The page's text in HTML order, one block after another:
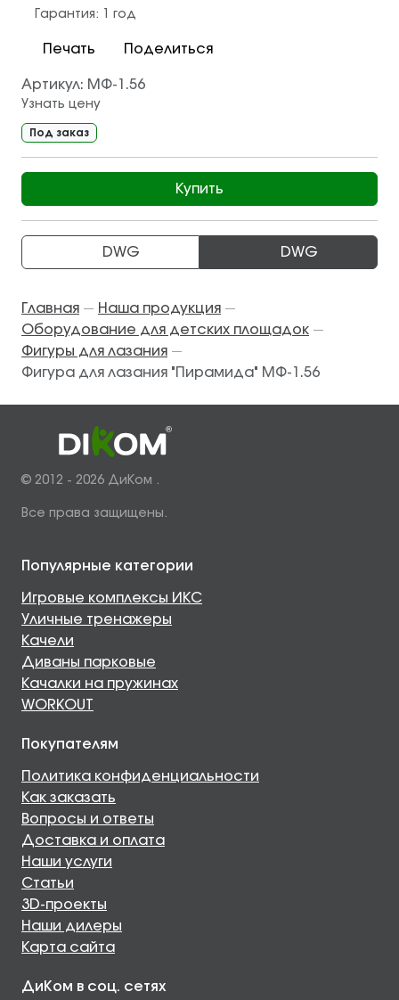
Гарантия: 1 год
Печать Поделиться
Артикул: МФ-1.56
Узнать цену
Под заказ
Купить
DWG DWG
Главная — Наша продукция —
Оборудование для детских площадок —
Фигуры для лазания —
Фигура для лазания "Пирамида" МФ-1.56
© 2012 - 2026 ДиКом .
Все права защищены.
Популярные категории
Игровые комплексы ИКС
Уличные тренажеры
Качели
Диваны парковые
Качалки на пружинах
WORKOUT
Покупателям
Политика конфиденциальности
Как заказать
Вопросы и ответы
Доставка и оплата
Наши услуги
Статьи
3D-проекты
Наши дилеры
Карта сайта
ДиКом в соц. сетях